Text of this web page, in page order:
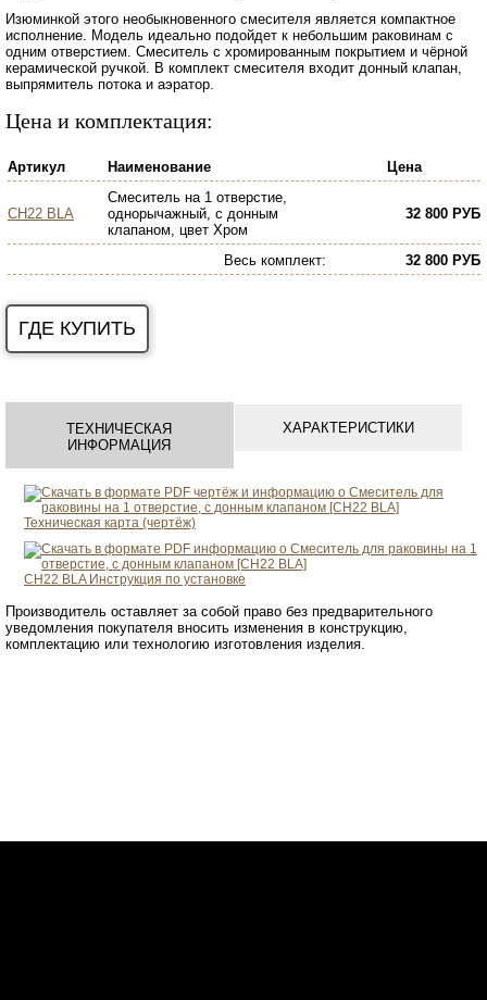
Изюминкой этого необыкновенного смесителя является компактное
исполнение. Модель идеально подойдет к небольшим раковинам с
одним отверстием. Смеситель с хромированным покрытием и чёрной
керамической ручкой. В комплект смесителя входит донный клапан,
выпрямитель потока и аэратор.
Цена и комплектация:
Артикул Наименование Цена
CH22 BLA
Смеситель на 1 отверстие,
однорычажный, с донным
клапаном, цвет Хром
32 800 РУБ
Весь комплект: 32 800 РУБ
ГДЕ КУПИТЬ
ТЕХНИЧЕСКАЯ
ИНФОРМАЦИЯ
Техническая карта (чертёж)
CH22 BLA Инструкция по установке
Производитель оставляет за собой право без предварительного
уведомления покупателя вносить изменения в конструкцию,
комплектацию или технологию изготовления изделия.
ХАРАКТЕРИСТИКИ